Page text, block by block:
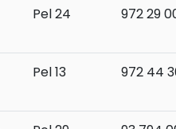
Pel 24 972 29
Pel 13 972 44